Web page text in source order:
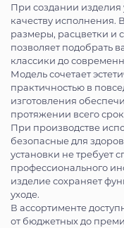
При создании
качеству исполнения.
размеры, расцветки и
позволяет подобрать
классики до
Модель сочетает
практичностью в
изготовления
протяжении всего
При производстве
безопасные для
установки не требует
профессионального
изделие сохраняет
уходе.
В ассортименте
от бюджетных до